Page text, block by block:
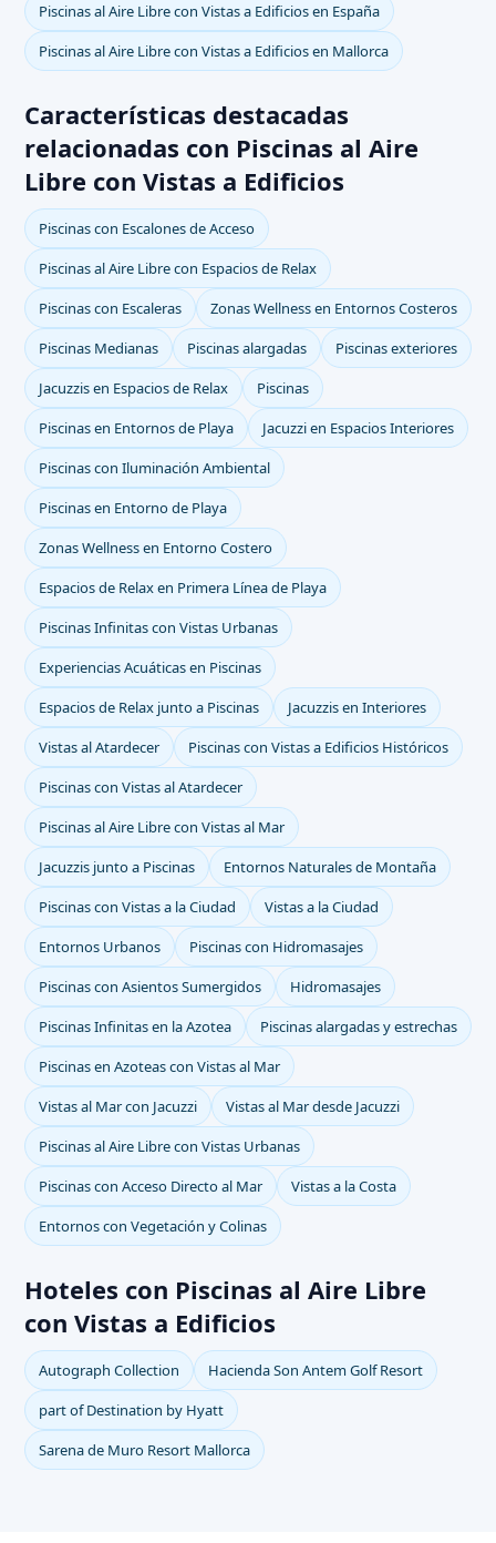
Piscinas al Aire Libre con Vistas a Edificios en España
Piscinas al Aire Libre con Vistas a Edificios en Mallorca
Características destacadas
relacionadas con Piscinas al Aire
Libre con Vistas a Edificios
Piscinas con Escalones de Acceso
Piscinas al Aire Libre con Espacios de Relax
Piscinas con Escaleras
Zonas Wellness en Entornos Costeros
Piscinas Medianas
Piscinas alargadas
Piscinas exteriores
Jacuzzis en Espacios de Relax
Piscinas
Piscinas en Entornos de Playa
Jacuzzi en Espacios Interiores
Piscinas con Iluminación Ambiental
Piscinas en Entorno de Playa
Zonas Wellness en Entorno Costero
Espacios de Relax en Primera Línea de Playa
Piscinas Infinitas con Vistas Urbanas
Experiencias Acuáticas en Piscinas
Espacios de Relax junto a Piscinas
Jacuzzis en Interiores
Vistas al Atardecer
Piscinas con Vistas a Edificios Históricos
Piscinas con Vistas al Atardecer
Piscinas al Aire Libre con Vistas al Mar
Jacuzzis junto a Piscinas
Entornos Naturales de Montaña
Piscinas con Vistas a la Ciudad
Vistas a la Ciudad
Entornos Urbanos
Piscinas con Hidromasajes
Piscinas con Asientos Sumergidos
Hidromasajes
Piscinas Infinitas en la Azotea
Piscinas alargadas y estrechas
Piscinas en Azoteas con Vistas al Mar
Vistas al Mar con Jacuzzi
Vistas al Mar desde Jacuzzi
Piscinas al Aire Libre con Vistas Urbanas
Piscinas con Acceso Directo al Mar
Vistas a la Costa
Entornos con Vegetación y Colinas
Hoteles con Piscinas al Aire Libre
con Vistas a Edificios
Autograph Collection
Hacienda Son Antem Golf Resort
part of Destination by Hyatt
Sarena de Muro Resort Mallorca